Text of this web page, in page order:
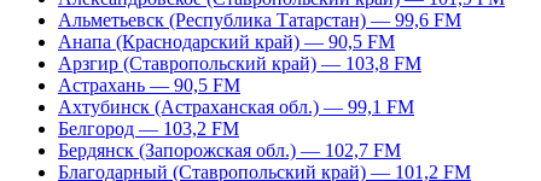
Альметьевск (Республика Татарстан) — 99,6 FM
Анапа (Краснодарский край) — 90,5 FM
Арзгир (Ставропольский край) — 103,8 FM
Астрахань — 90,5 FM
Ахтубинск (Астраханская обл.) — 99,1 FM
Белгород — 103,2 FM
Бердянск (Запорожская обл.) — 102,7 FM
Благодарный (Ставропольский край) — 101,2 FM